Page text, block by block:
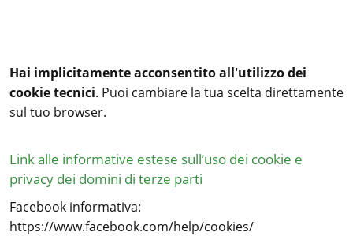
Hai implicitamente acconsentito all'utilizzo dei
cookie tecnici. Puoi cambiare la tua scelta direttamente
sul tuo browser.
Link alle informative estese sull’uso dei cookie e
privacy dei domini di terze parti
Facebook informativa:
https://www.facebook.com/help/cookies/